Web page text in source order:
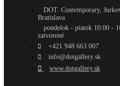
DOT. Contemporary,
Bratislava
pondelok - piatok 10:00 -
zatvorené
+421 948 663 007
info@dotgallery.sk
www.dotgallery.sk